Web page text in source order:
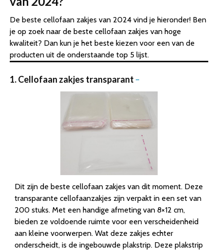
De beste cellofaan zakjes van 2024 vind je hieronder! Ben
je op zoek naar de beste cellofaan zakjes van hoge
kwaliteit? Dan kun je het beste kiezen voor een van de
producten uit de onderstaande top 5 lijst.
1. Cellofaan zakjes transparant –
Dit zijn de beste cellofaan zakjes van dit moment. Deze
transparante cellofaanzakjes zijn verpakt in een set van
200 stuks. Met een handige afmeting van 8×12 cm,
bieden ze voldoende ruimte voor een verscheidenheid
aan kleine voorwerpen. Wat deze zakjes echter
onderscheidt, is de ingebouwde plakstrip. Deze plakstrip